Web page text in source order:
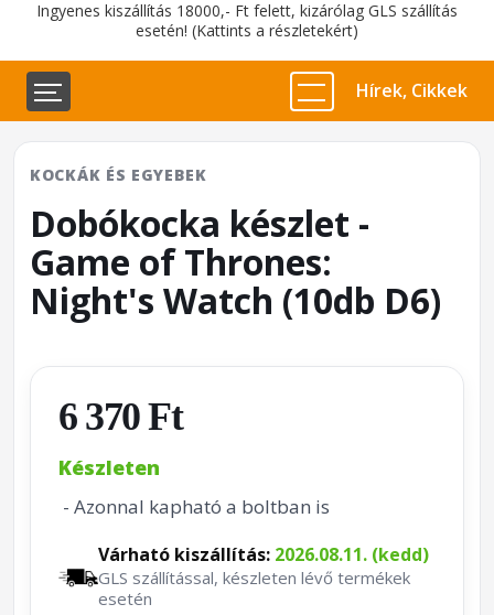
Ingyenes kiszállítás 18000,- Ft felett, kizárólag GLS szállítás
esetén! (Kattints a részletekért)
Hírek, Cikkek
KOCKÁK ÉS EGYEBEK
Dobókocka készlet -
Game of Thrones:
Night's Watch (10db D6)
6 370 Ft
Készleten
- Azonnal kapható a boltban is
Várható kiszállítás: 2026.08.11. (kedd)
GLS szállítással, készleten lévő termékek
esetén